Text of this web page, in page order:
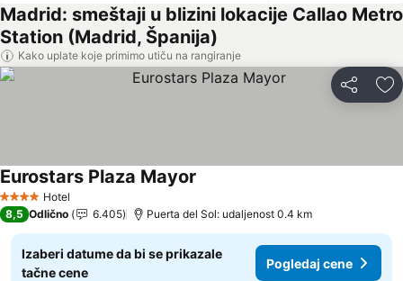
Madrid: smeštaji u blizini lokacije Callao Metro
Station (Madrid, Španija)
Kako uplate koje primimo utiču na rangiranje
Deli
4 ZvezdiceHotel
Eurostars Plaza Mayor
8,5 Odlično 6.405 Puerta del Sol: udaljenost 0.4 km
Izaberi datume da bi se prikazale
tačne cene
Pogledaj cene